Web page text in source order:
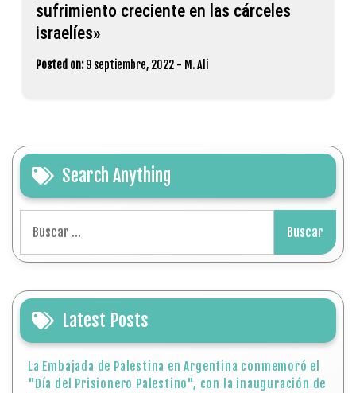
sufrimiento creciente en las cárceles
israelíes»
Posted on: 9 septiembre, 2022 - M. Ali
Search Anything
Latest Posts
La Embajada de Palestina en Argentina conmemoró el
"Día del Prisionero Palestino", con la inauguración de